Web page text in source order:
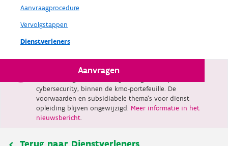
Aanvraagprocedure
Vervolgstappen
Dienstverleners
Aanvragen
Vanaf 1 februari 2026 verdwijnt dienst advies, met
cybersecurity, binnen de kmo-portefeuille. De
voorwaarden en subsidiabele thema’s voor dienst
opleiding blijven ongewijzigd. Meer informatie in het
nieuwsbericht.